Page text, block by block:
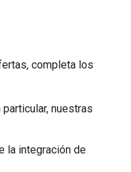
completa los
particular, nuestras
la integración de